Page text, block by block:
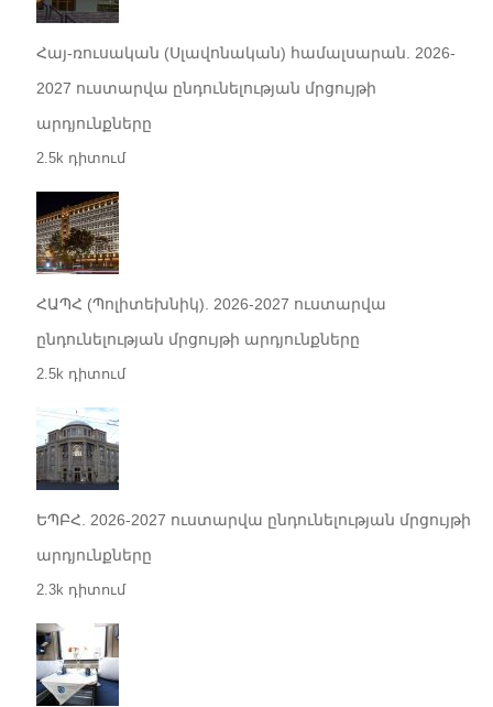
Հայ-ռուսական (Սլավոնական) համալսարան. 2026-
2027 ուստարվա ընդունելության մրցույթի
արդյունքները
2.5k դիտում
ՀԱՊՀ (Պոլիտեխնիկ). 2026-2027 ուստարվա
ընդունելության մրցույթի արդյունքները
2.5k դիտում
ԵՊԲՀ. 2026-2027 ուստարվա ընդունելության մրցույթի
արդյունքները
2.3k դիտում